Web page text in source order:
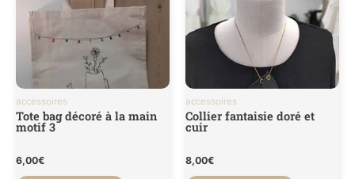
accessoires
Tote bag décoré à la main
motif 3
6,00€
accessoires
Collier fantaisie doré et
cuir
8,00€